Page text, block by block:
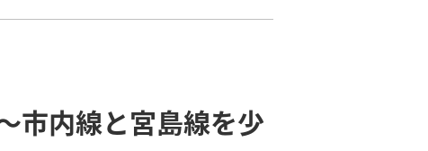
市内線と宮島線を少